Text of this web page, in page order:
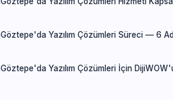
Göztepe'da Yazılım Çözümleri Süreci — 6
Göztepe'da Yazılım Çözümleri İçin